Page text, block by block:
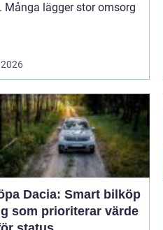
Många lägger stor omsorg
Dacia: Smart bilköp
som prioriterar värde